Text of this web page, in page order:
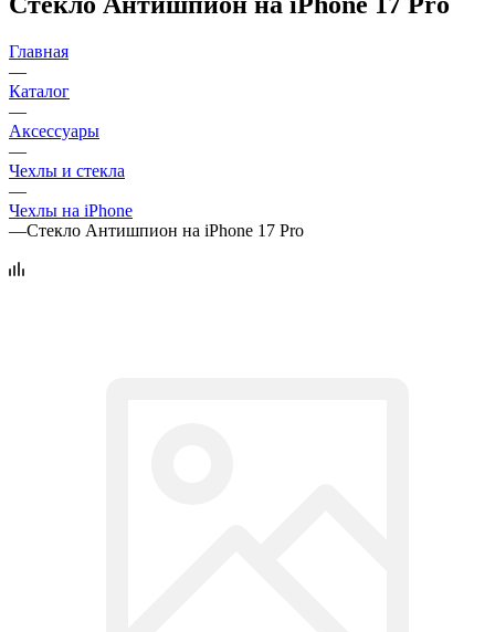
Главная
—
Каталог
—
Аксессуары
—
Чехлы и стекла
—
Чехлы на iPhone
—Стекло Антишпион на iPhone 17 Pro